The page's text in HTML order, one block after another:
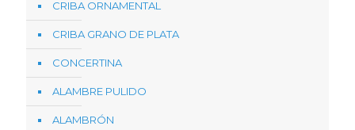
CRIBA ORNAMENTAL
CRIBA GRANO DE PLATA
CONCERTINA
ALAMBRE PULIDO
ALAMBRÓN